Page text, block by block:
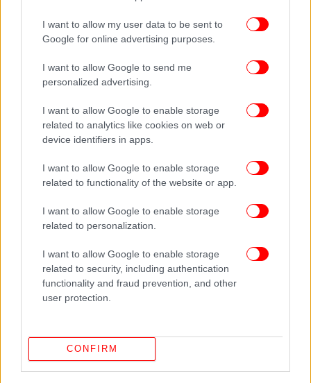
I want to allow my user data to be sent to
Google for online advertising purposes.
I want to allow Google to send me
personalized advertising.
I want to allow Google to enable storage
related to analytics like cookies on web or
device identifiers in apps.
I want to allow Google to enable storage
related to functionality of the website or app.
I want to allow Google to enable storage
related to personalization.
I want to allow Google to enable storage
related to security, including authentication
functionality and fraud prevention, and other
user protection.
CONFIRM
ΠΕΡΙΣΣΟΤΕΡΑ ΒΙΝΤΕΟ
Δείτε όλες τις τελευταίεςΕιδήσεις
στο